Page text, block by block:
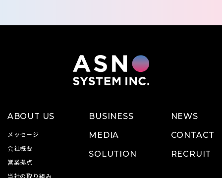
ABOUT US
メッセージ
会社概要
営業拠点
当社の取り組み
BUSINESS
MEDIA
SOLUTION
NEWS
CONTACT
RECRUIT